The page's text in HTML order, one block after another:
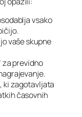
vsako
vaše skupne
za previdno
ki zagotavljata
časovnih